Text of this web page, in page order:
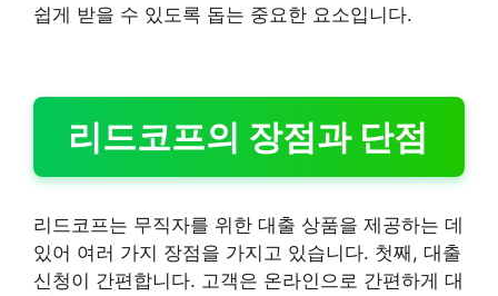
쉽게 받을 수 있도록 돕는 중요한 요소입니다.
리드코프의 장점과 단점
리드코프는 무직자를 위한 대출 상품을 제공하는 데
있어 여러 가지 장점을 가지고 있습니다. 첫째, 대출
신청이 간편합니다. 고객은 온라인으로 간편하게 대